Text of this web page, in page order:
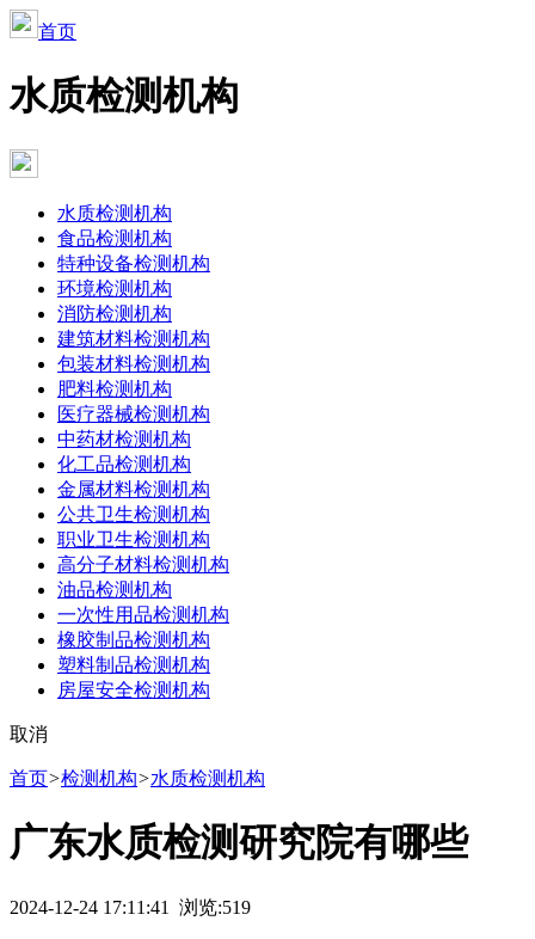
首页
水质检测机构
水质检测机构
食品检测机构
特种设备检测机构
环境检测机构
消防检测机构
建筑材料检测机构
包装材料检测机构
肥料检测机构
医疗器械检测机构
中药材检测机构
化工品检测机构
金属材料检测机构
公共卫生检测机构
职业卫生检测机构
高分子材料检测机构
油品检测机构
一次性用品检测机构
橡胶制品检测机构
塑料制品检测机构
房屋安全检测机构
取消
首页>检测机构>水质检测机构
广东水质检测研究院有哪些
2024-12-24 17:11:41 浏览:519